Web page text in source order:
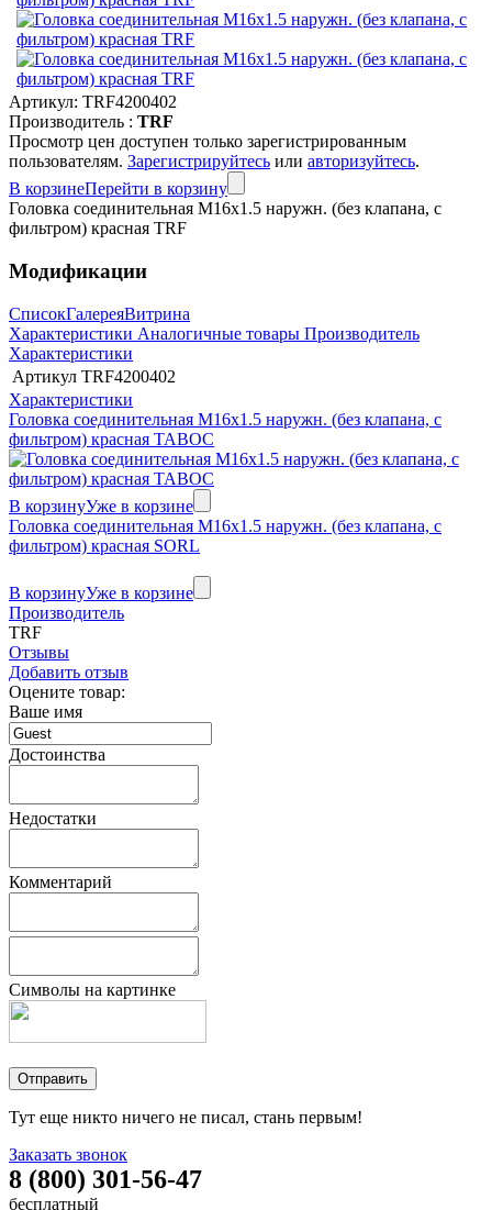
Артикул: TRF4200402
Производитель : TRF
Просмотр цен доступен только зарегистрированным
пользователям. Зарегистрируйтесь или авторизуйтесь.
В корзинеПерейти в корзину
Головка соединительная M16x1.5 наружн. (без клапана, с
фильтром) красная TRF
Модификации
СписокГалереяВитрина
Характеристики Аналогичные товары Производитель
Характеристики
Артикул TRF4200402
Характеристики
Головка соединительная M16x1.5 наружн. (без клапана, с
фильтром) красная TABOC
В корзинуУже в корзине
Головка соединительная M16x1.5 наружн. (без клапана, с
фильтром) красная SORL
В корзинуУже в корзине
Производитель
TRF
Отзывы
Добавить отзыв
Оцените товар:
Ваше имя
Достоинства
Недостатки
Комментарий
Символы на картинке
Тут еще никто ничего не писал, стань первым!
Заказать звонок
8 (800) 301-56-47
бесплатный